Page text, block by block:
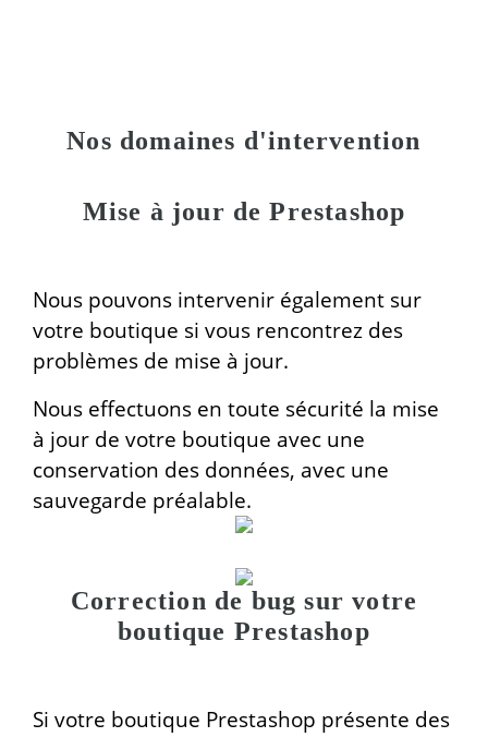
Nos domaines d'intervention
Mise à jour de Prestashop
Nous pouvons intervenir également sur
votre boutique si vous rencontrez des
problèmes de mise à jour.
Nous effectuons en toute sécurité la mise
à jour de votre boutique avec une
conservation des données, avec une
sauvegarde préalable.
Correction de bug sur votre
boutique Prestashop
Si votre boutique Prestashop présente des